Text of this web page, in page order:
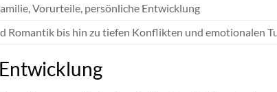
Vorurteile, persönliche Entwicklung
Romantik bis hin zu tiefen Konflikten und emotionalen